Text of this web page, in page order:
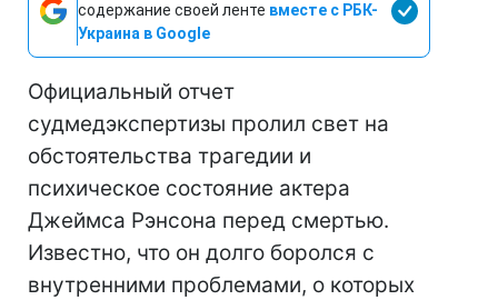
содержание своей ленте вместе с РБК-
Украина в Google
Официальный отчет
судмедэкспертизы пролил свет на
обстоятельства трагедии и
психическое состояние актера
Джеймса Рэнсона перед смертью.
Известно, что он долго боролся с
внутренними проблемами, о которых